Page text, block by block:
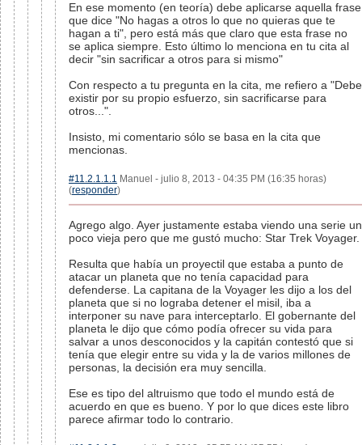
En ese momento (en teoría) debe aplicarse aquella frase
que dice "No hagas a otros lo que no quieras que te
hagan a ti", pero está más que claro que esta frase no
se aplica siempre. Esto último lo menciona en tu cita al
decir "sin sacrificar a otros para si mismo"
Con respecto a tu pregunta en la cita, me refiero a "Debe
existir por su propio esfuerzo, sin sacrificarse para
otros...".
Insisto, mi comentario sólo se basa en la cita que
mencionas.
#11.2.1.1.1 Manuel - julio 8, 2013 - 04:35 PM (16:35 horas)
(responder)
Agrego algo. Ayer justamente estaba viendo una serie un
poco vieja pero que me gustó mucho: Star Trek Voyager.
Resulta que había un proyectil que estaba a punto de
atacar un planeta que no tenía capacidad para
defenderse. La capitana de la Voyager les dijo a los del
planeta que si no lograba detener el misil, iba a
interponer su nave para interceptarlo. El gobernante del
planeta le dijo que cómo podía ofrecer su vida para
salvar a unos desconocidos y la capitán contestó que si
tenía que elegir entre su vida y la de varios millones de
personas, la decisión era muy sencilla.
Ese es tipo del altruismo que todo el mundo está de
acuerdo en que es bueno. Y por lo que dices este libro
parece afirmar todo lo contrario.